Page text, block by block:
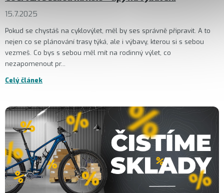
15.7.2025
Pokud se chystáš na cyklovýlet, měl by ses správně připravit. A to
nejen co se plánování trasy týká, ale i výbavy, kterou si s sebou
vezmeš. Co bys s sebou měl mít na rodinný výlet, co
nezapomenout pr...
Celý článek